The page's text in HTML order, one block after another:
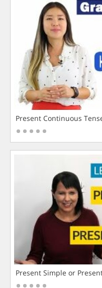
Present Continuous
Present Simple or